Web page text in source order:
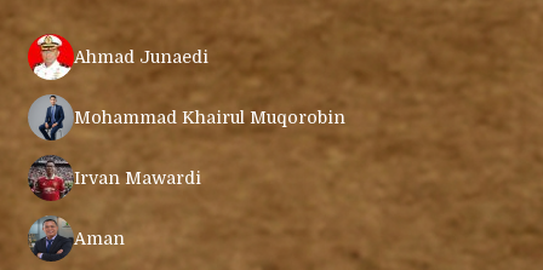
Ahmad Junaedi
Mohammad Khairul Muqorobin
Irvan Mawardi
Aman